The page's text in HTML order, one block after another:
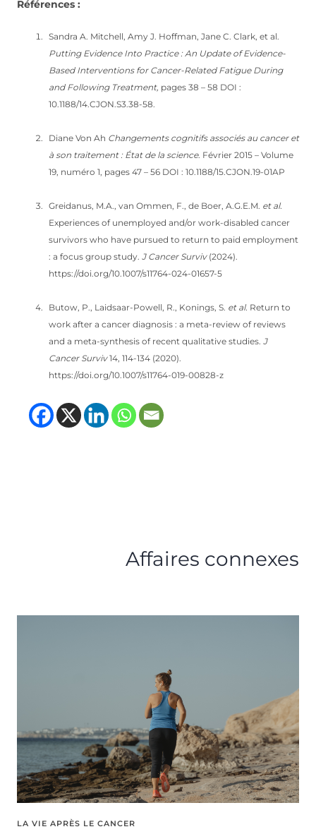
Références :
Sandra A. Mitchell, Amy J. Hoffman, Jane C. Clark, et al.
Putting Evidence Into Practice : An Update of Evidence-
Based Interventions for Cancer-Related Fatigue During
and Following Treatment, pages 38 – 58 DOI :
10.1188/14.CJON.S3.38-58.
Diane Von Ah Changements cognitifs associés au cancer et
à son traitement : État de la science. Février 2015 – Volume
19, numéro 1, pages 47 – 56 DOI : 10.1188/15.CJON.19-01AP
Greidanus, M.A., van Ommen, F., de Boer, A.G.E.M. et al.
Experiences of unemployed and/or work-disabled cancer
survivors who have pursued to return to paid employment
: a focus group study. J Cancer Surviv(2024).
https://doi.org/10.1007/s11764-024-01657-5
Butow, P., Laidsaar-Powell, R., Konings, S. et al. Return to
work after a cancer diagnosis : a meta-review of reviews
and a meta-synthesis of recent qualitative studies. J
Cancer Surviv14, 114-134 (2020).
https://doi.org/10.1007/s11764-019-00828-z
(opens in new tab)
(opens in new tab)
(opens in new
(opens in new
Affaires connexes
LA VIE APRÈS LE CANCER